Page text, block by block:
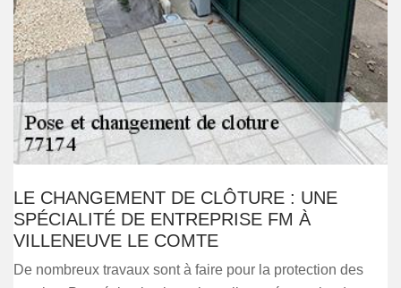
LE CHANGEMENT DE CLÔTURE : UNE
SPÉCIALITÉ DE ENTREPRISE FM À
VILLENEUVE LE COMTE
De nombreux travaux sont à faire pour la protection des